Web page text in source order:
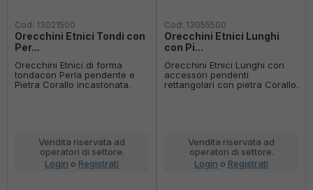
Cod: 13021500
Orecchini Etnici Tondi con
Per...
Orecchini Etnici di forma
tondacon Perla pendente e
Pietra Corallo incastonata.
Vendita riservata ad
operatori di settore.
Login o Registrati
Cod: 13055500
Orecchini Etnici Lunghi
con Pi...
Orecchini Etnici Lunghi con
accessori pendenti
rettangolari con pietra Corallo.
Vendita riservata ad
operatori di settore.
Login o Registrati